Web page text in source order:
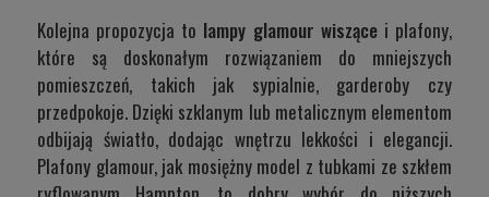
Kolejna propozycja to lampy glamour wiszącei plafony,
które są doskonałym rozwiązaniem do mniejszych
pomieszczeń, takich jak sypialnie, garderoby czy
przedpokoje. Dzięki szklanym lub metalicznym elementom
odbijają światło, dodając wnętrzu lekkości i elegancji.
Plafony glamour, jak mosiężny model z tubkami ze szkłem